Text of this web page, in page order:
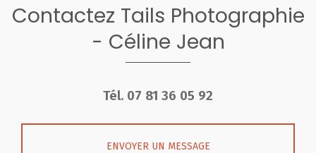
Contactez Tails Photographie
- Céline Jean
Tél. 07 81 36 05 92
ENVOYER UN MESSAGE